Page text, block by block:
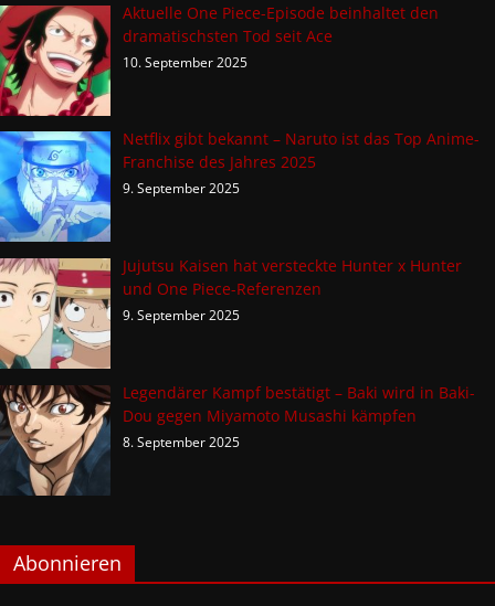
Aktuelle One Piece-Episode beinhaltet den
dramatischsten Tod seit Ace
10. September 2025
Netflix gibt bekannt – Naruto ist das Top Anime-
Franchise des Jahres 2025
9. September 2025
Jujutsu Kaisen hat versteckte Hunter x Hunter
und One Piece-Referenzen
9. September 2025
Legendärer Kampf bestätigt – Baki wird in Baki-
Dou gegen Miyamoto Musashi kämpfen
8. September 2025
Abonnieren